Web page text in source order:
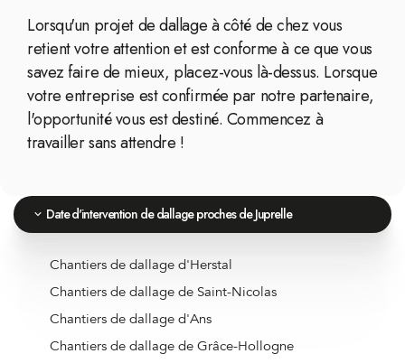
Lorsqu'un projet de dallage à côté de chez vous
retient votre attention et est conforme à ce que vous
savez faire de mieux, placez-vous là-dessus. Lorsque
votre entreprise est confirmée par notre partenaire,
l'opportunité vous est destiné. Commencez à
travailler sans attendre !
Date d'intervention de dallage proches de Juprelle
Chantiers de dallage d'Herstal
Chantiers de dallage de Saint-Nicolas
Chantiers de dallage d'Ans
Chantiers de dallage de Grâce-Hollogne